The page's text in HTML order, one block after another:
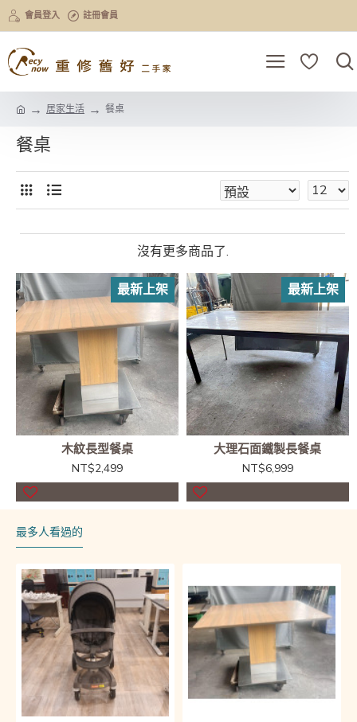
會員登入 註冊會員
居家生活 餐桌
餐桌
最新上架
木紋長型餐桌
NT$2,499
最新上架
大理石面鐵製長餐桌
NT$6,999
沒有更多商品了.
最多人看過的